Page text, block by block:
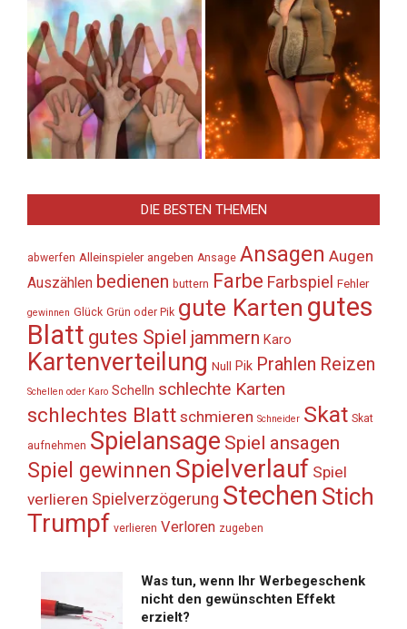
DIE BESTEN THEMEN
abwerfen Alleinspieler angeben Ansage Ansagen Augen
Auszählen bedienen buttern Farbe Farbspiel Fehler
gewinnen Glück Grün oder Pik gute Karten gutes
Blatt gutes Spiel jammern Karo
Kartenverteilung Null Pik Prahlen Reizen
Schellen oder Karo Schelln schlechte Karten
schlechtes Blatt schmieren Schneider Skat Skat
aufnehmen Spielansage Spiel ansagen
Spiel gewinnen Spielverlauf Spiel
verlieren Spielverzögerung Stechen Stich
Trumpf verlieren Verloren zugeben
Was tun, wenn Ihr Werbegeschenk
nicht den gewünschten Effekt
erzielt?